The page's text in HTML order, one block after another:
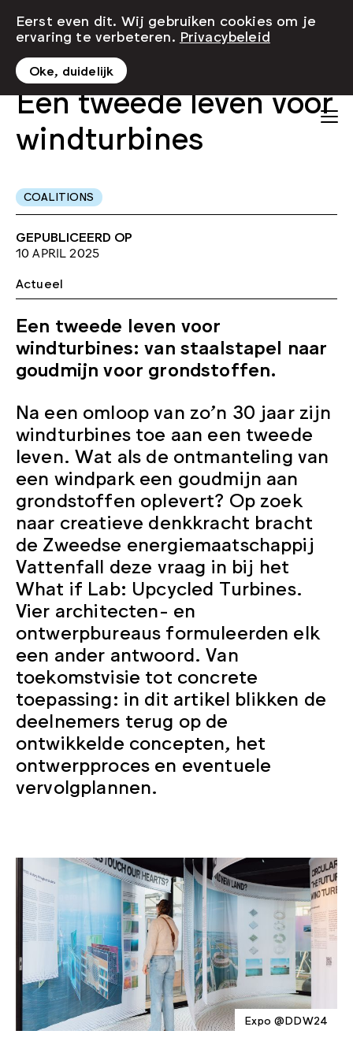
Een tweede leven voor
windturbines
COALITIONS
GEPUBLICEERD OP
10 APRIL 2025
Actueel
Een tweede leven voor
windturbines: van staalstapel naar
goudmijn voor grondstoffen.
Na een omloop van zo’n 30 jaar zijn
windturbines toe aan een tweede
leven. Wat als de ontmanteling van
een windpark een goudmijn aan
grondstoffen oplevert? Op zoek
naar creatieve denkkracht bracht
de Zweedse energiemaatschappij
Vattenfall deze vraag in bij het
What if Lab: Upcycled Turbines.
Vier architecten- en
ontwerpbureaus formuleerden elk
een ander antwoord. Van
toekomstvisie tot concrete
toepassing: in dit artikel blikken de
deelnemers terug op de
ontwikkelde concepten, het
ontwerpproces en eventuele
vervolgplannen.
Expo @DDW24
Eerst even dit. Wij gebruiken cookies om je
ervaring te verbeteren. Privacybeleid
Oke, duidelijk